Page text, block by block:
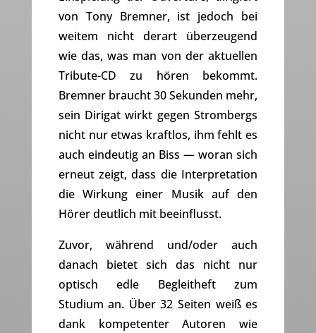
von Tony Bremner, ist jedoch bei
weitem nicht derart überzeugend
wie das, was man von der aktuellen
Tribute-CD zu hören bekommt.
Bremner braucht 30 Sekunden mehr,
sein Dirigat wirkt gegen Strombergs
nicht nur etwas kraftlos, ihm fehlt es
auch eindeutig an Biss — woran sich
erneut zeigt, dass die Interpretation
die Wirkung einer Musik auf den
Hörer deutlich mit beeinflusst.
Zuvor, während und/oder auch
danach bietet sich das nicht nur
optisch edle Begleitheft zum
Studium an. Über 32 Seiten weiß es
dank kompetenter Autoren wie